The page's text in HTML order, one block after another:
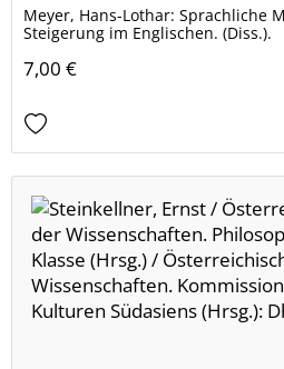
Meyer, Hans-Lothar: Sprachliche
Steigerung im Englischen. (Diss.).
7,00 €